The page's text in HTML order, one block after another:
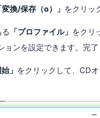
変換/保存（o）」 をクリッ
「プロファイル」 をクリ
ンを設定できます。完了
」 をクリックして、CD